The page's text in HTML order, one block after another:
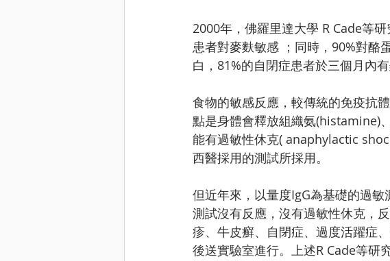
2000年，佛羅里達大學 R Cade等
患者對麥麩敏感 ；同時，90%對酪
白，81%的自閉症患者於三個月內有
食物的敏感反應，較傳統的免疫抗
點是身體會釋放組織氨(histamine)
能有過敏性休克( anaphylactic
西醫採用的測試所採用。
但近年來，以量度IgG為基礎的過
測試沒有反應，沒有過敏性休克，
疹、牛皮癬、自閉症、過度活躍症
後送實驗室進行。上述R Cade等研